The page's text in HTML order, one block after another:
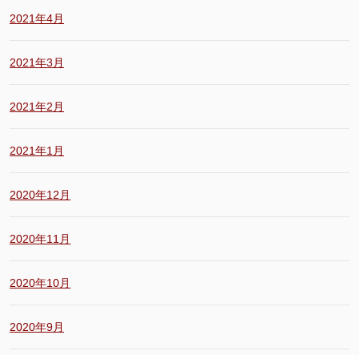
2021年4月
2021年3月
2021年2月
2021年1月
2020年12月
2020年11月
2020年10月
2020年9月